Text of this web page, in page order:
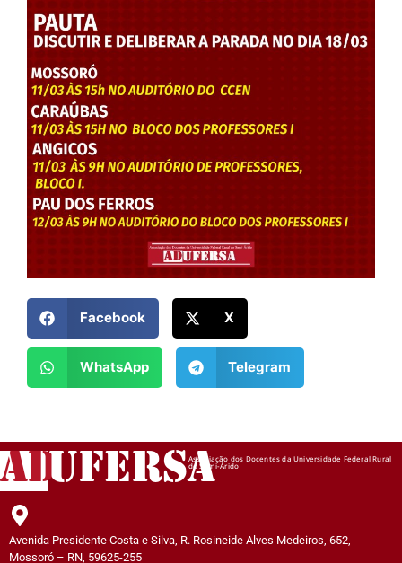
Facebook X
WhatsApp Telegram
ADUFERSAAssociação dos Docentes da Universidade Federal Rural
do Semi-Árido
Avenida Presidente Costa e Silva, R. Rosineide Alves Medeiros, 652,
Mossoró – RN, 59625-255